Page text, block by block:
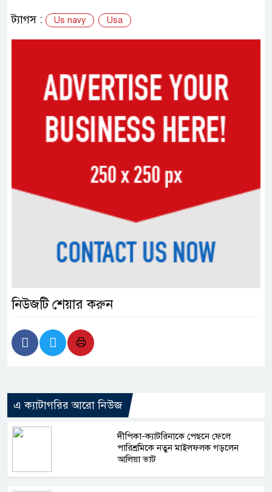
ট্যাগস :
Us navy Usa
নিউজটি শেয়ার করুন
এ ক্যাটাগরির আরো নিউজ
দীপিকা-ক্যাটরিনাকে পেছনে ফেলে
পারিশ্রমিকে নতুন মাইলফলক গড়লেন
আলিয়া ভাট